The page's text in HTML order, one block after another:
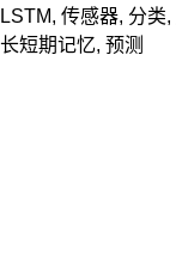
LSTM, 传感器, 分类,
长短期记忆, 预测